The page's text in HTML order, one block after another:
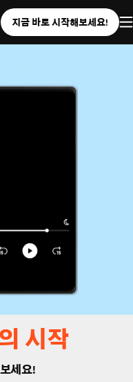
지금 바로 시작해보세요!
시작
세요!